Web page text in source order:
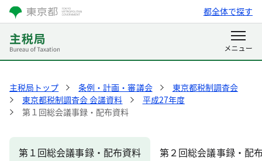
都全体で探す
主税局トップ 条例・計画・審議会
東京都税制調査会
東京都税制調査会 会議資料
平成27年度
第１回総会議事録・配布資料
第１回総会議事録・配布資料 第２回総会議事録・配